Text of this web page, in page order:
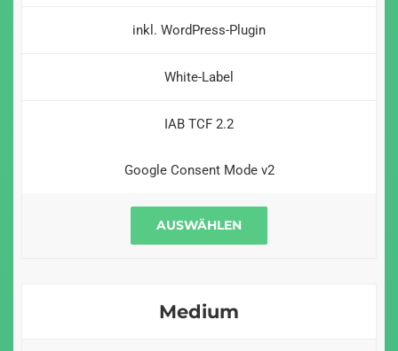
inkl. WordPress-Plugin
White-Label
IAB TCF 2.2
Google Consent Mode v2
AUSWÄHLEN
Medium